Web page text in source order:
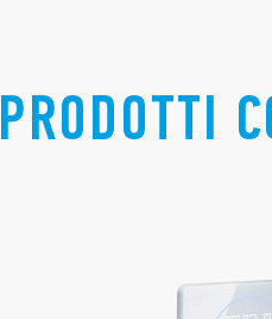
PRODOTTI